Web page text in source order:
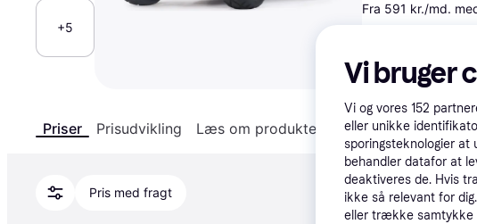
+5
Fra 591 kr./md.
Priser Prisudvikling Læs om produktet Specifikationer
Pris med fragt
Vi bruger
Vi og vores 152
eller unikke
sporingsteknologier at
behandler datafor at
deaktiveres de. Hvis
ikke så relevant for
eller trække samtykke